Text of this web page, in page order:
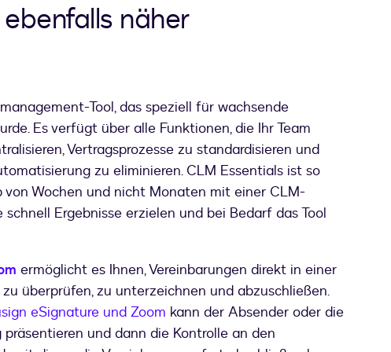
näher
Tool, das speziell für wachsende
Es verfügt über alle Funktionen, die Ihr Team
Vertragsprozesse zu standardisieren und
zu eliminieren. CLM Essentials ist so
von Wochen und nicht Monaten mit einer CLM-
schnell Ergebnisse erzielen und bei Bedarf das Tool
ermöglicht es Ihnen, Vereinbarungen direkt in einer
überprüfen, zu unterzeichnen und abzuschließen.
eSignature und Zoom kann der Absender oder die
und dann die Kontrolle an den